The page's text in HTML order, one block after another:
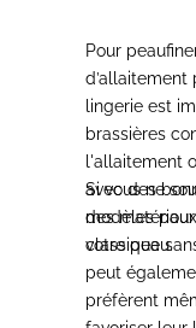
Pour
d’allaitement
lingerie est
brassières
l'allaitement
avec des
des
votre peau.
Si vous ne
modèles
classique
peut
préfèrent